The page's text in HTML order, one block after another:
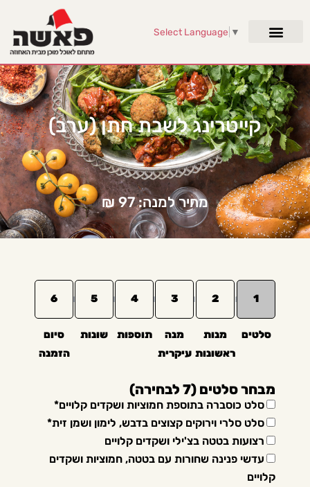
Select Language ▼
קייטרינג לשבת חתן (ערב)
מחיר למנה: 97 ₪
1
סלטים
2
מנות
ראשונות
3
מנה
עיקרית
4
תוספות
5
שונות
6
סיום
הזמנה
מבחר סלטים (7 לבחירה)
סלט כוסברה בתוספת חמוציות ושקדים קלויים*
סלט סלרי וירוקים קצוצים בדבש, לימון ושמן זית*
רצועות בטטה בצ'ילי ושקדים קלויים
עדשי פנינה שחורות עם בטטה, חמוציות ושקדים
קלויים